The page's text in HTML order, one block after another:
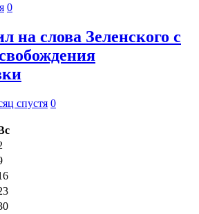
0
на слова Зеленского с
спустя 0